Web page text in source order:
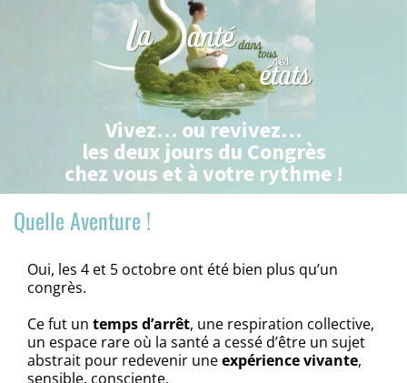
Vivez… ou revivez…
les deux jours du Congrès
chez vous et à votre rythme !
Quelle Aventure !
Oui, les 4 et 5 octobre ont été bien plus qu’un
congrès.
Ce fut un temps d’arrêt, une respiration collective,
un espace rare où la santé a cessé d’être un sujet
abstrait pour redevenir uneexpérience vivante,
sensible, consciente.